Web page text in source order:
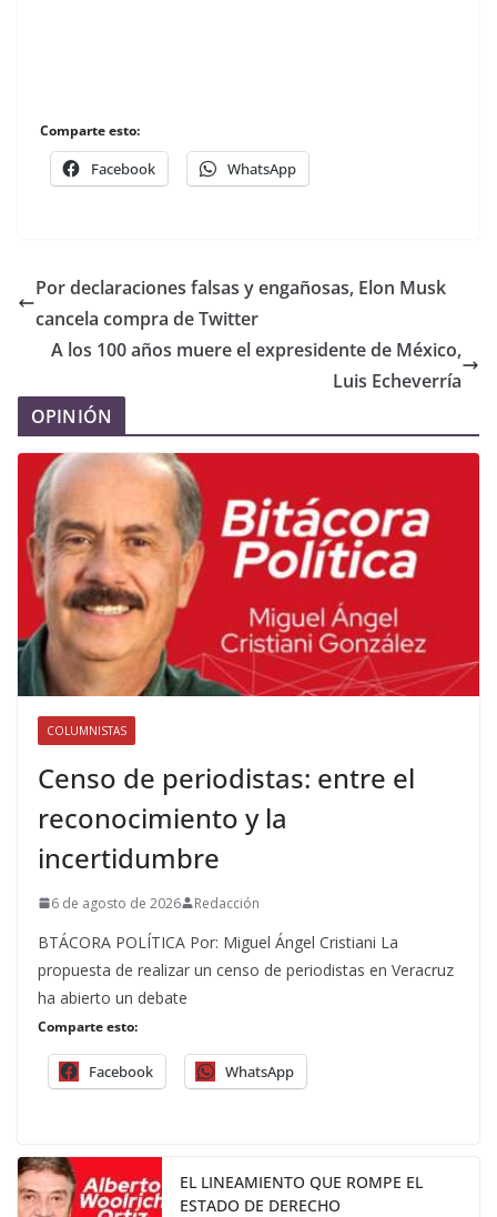
Comparte esto:
Facebook WhatsApp
Por declaraciones falsas y engañosas, Elon Musk
cancela compra de Twitter
A los 100 años muere el expresidente de México,
Luis Echeverría
OPINIÓN
COLUMNISTAS
Censo de periodistas: entre el
reconocimiento y la
incertidumbre
6 de agosto de 2026 Redacción
BTÁCORA POLÍTICA Por: Miguel Ángel Cristiani La
propuesta de realizar un censo de periodistas en Veracruz
ha abierto un debate
Comparte esto:
Facebook WhatsApp
EL LINEAMIENTO QUE ROMPE EL
ESTADO DE DERECHO